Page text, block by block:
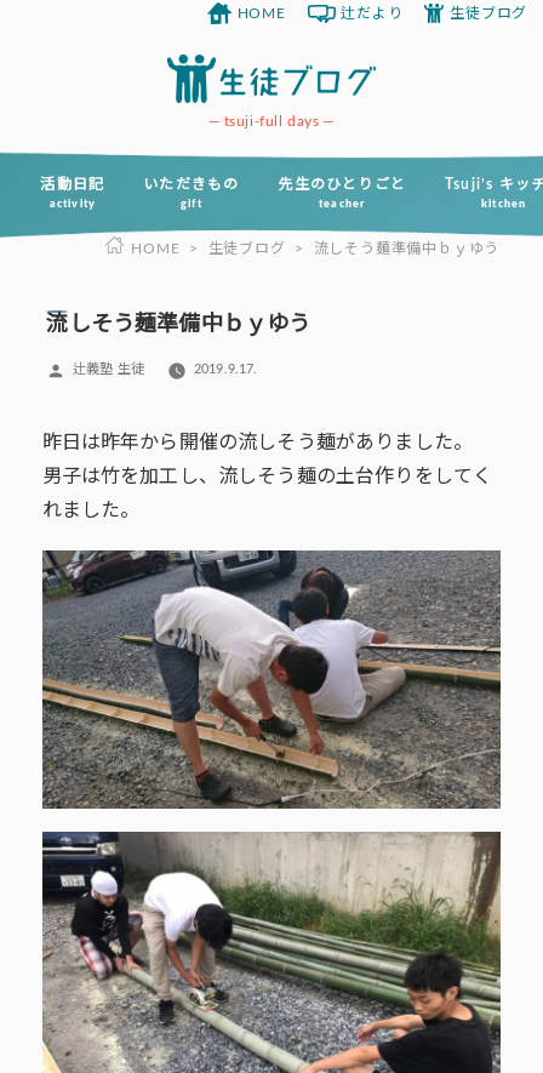
ツ
tsuji-full days
活動日記
activity
いただきもの
gift
先生のひとりごと
teacher
Tsuji’s キッ
kitchen
HOME 辻だより 生徒ブログ
HOME > 生徒ブログ > 流しそう麺準備中ｂｙゆう
流しそう麺準備中ｂｙゆう
投
辻義塾 生徒 2019.9.17.
昨日は昨年から開催の流しそう麺がありました。
男子は竹を加工し、流しそう麺の土台作りをしてく
れました。